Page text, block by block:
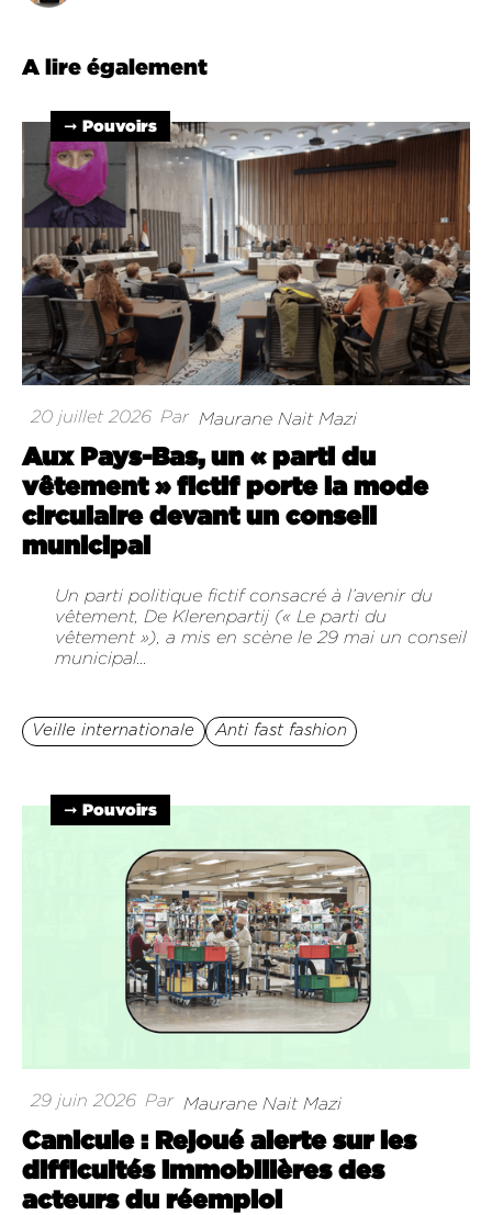
A lire également
➞ Pouvoirs
20 juillet 2026 Par Maurane Nait Mazi
Aux Pays-Bas, un « parti du
vêtement » fictif porte la mode
circulaire devant un conseil
municipal
Un parti politique fictif consacré à l’avenir du
vêtement, De Klerenpartij (« Le parti du
vêtement »), a mis en scène le 29 mai un conseil
municipal...
Veille internationale Anti fast fashion
➞ Pouvoirs
29 juin 2026 Par Maurane Nait Mazi
Canicule : Rejoué alerte sur les
difficultés immobilières des
acteurs du réemploi